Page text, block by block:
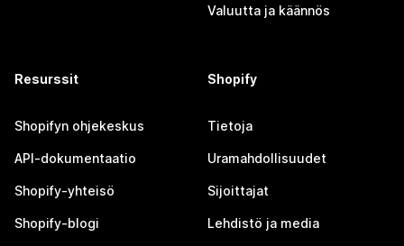
Valuutta ja käännös
Resurssit
Shopifyn ohjekeskus
API-dokumentaatio
Shopify-yhteisö
Shopify-blogi
Shopify
Tietoja
Uramahdollisuudet
Sijoittajat
Lehdistö ja media